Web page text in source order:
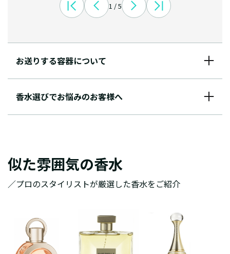
1 / 5
お送りする容器について
香水選びでお悩みのお客様へ
似た雰囲気の香水
／プロのスタイリストが厳選した香水をご紹介